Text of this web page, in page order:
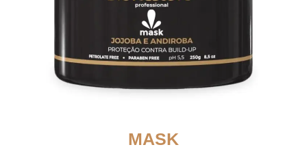
MASK